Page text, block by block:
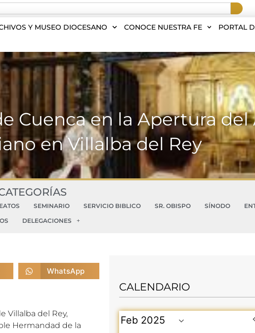
Y MUSEO DIOCESANO CONOCE NUESTRA FE PORTAL
Cuenca en la Apertura del
en Villalba del Rey
SEMINARIO SERVICIO BIBLICO SR. OBISPO SÍNODO
DELEGACIONES
WhatsApp
Villalba del Rey,
Hermandad de la
CALENDARIO